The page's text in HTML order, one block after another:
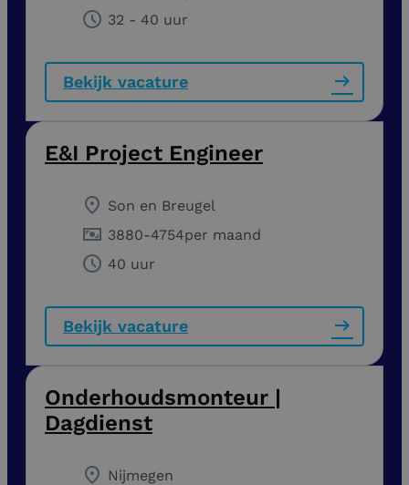
32 - 40 uur
Bekijk vacature
E&I Project Engineer
Son en Breugel
3880-4754per maand
40 uur
Bekijk vacature
Onderhoudsmonteur |
Dagdienst
Nijmegen